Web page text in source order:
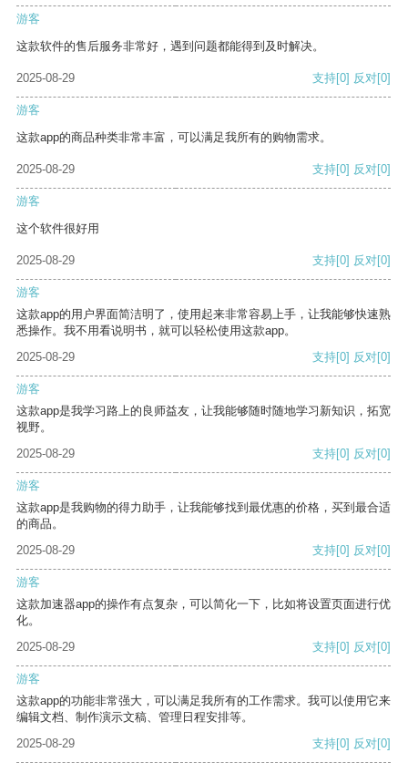
游客
这款软件的售后服务非常好，遇到问题都能得到及时解决。
2025-08-29 支持[0] 反对[0]
游客
这款app的商品种类非常丰富，可以满足我所有的购物需求。
2025-08-29 支持[0] 反对[0]
游客
这个软件很好用
2025-08-29 支持[0] 反对[0]
游客
这款app的用户界面简洁明了，使用起来非常容易上手，让我能够快速熟
悉操作。我不用看说明书，就可以轻松使用这款app。
2025-08-29
支持[0] 反对[0]
游客
这款app是我学习路上的良师益友，让我能够随时随地学习新知识，拓宽
视野。
2025-08-29
支持[0] 反对[0]
游客
这款app是我购物的得力助手，让我能够找到最优惠的价格，买到最合适
的商品。
2025-08-29
支持[0] 反对[0]
游客
这款加速器app的操作有点复杂，可以简化一下，比如将设置页面进行优
化。
2025-08-29
支持[0] 反对[0]
游客
这款app的功能非常强大，可以满足我所有的工作需求。我可以使用它来
编辑文档、制作演示文稿、管理日程安排等。
2025-08-29
支持[0] 反对[0]